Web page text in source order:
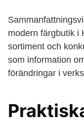
modern färgbutik i
sortiment och
som information
förändringar i